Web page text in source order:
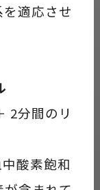
適応させ
2分間のリ
酸素飽和